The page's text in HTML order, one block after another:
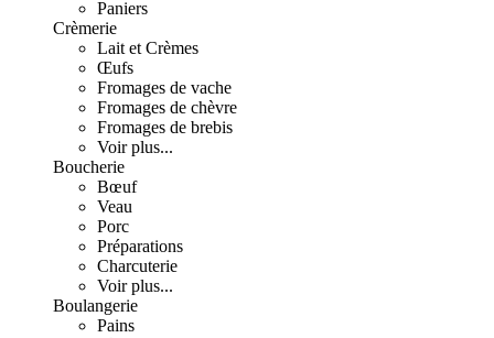
Paniers
Crèmerie
Lait et Crèmes
Œufs
Fromages de vache
Fromages de chèvre
Fromages de brebis
Voir plus...
Boucherie
Bœuf
Veau
Porc
Préparations
Charcuterie
Voir plus...
Boulangerie
Pains